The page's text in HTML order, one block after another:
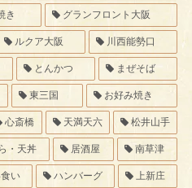
き グランフロント大阪
ルクア大阪 川西能勢口
とんかつ まぜそば
東三国 お好み焼き
心斎橋 天満天六 松井山手
・天丼 居酒屋 南草津
い ハンバーグ 上新庄